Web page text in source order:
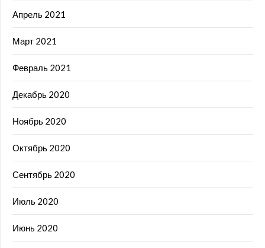
Апрель 2021
Март 2021
Февраль 2021
Декабрь 2020
Ноябрь 2020
Октябрь 2020
Сентябрь 2020
Июль 2020
Июнь 2020